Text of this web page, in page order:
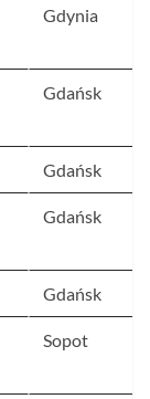
Gdynia
Gdańsk
Gdańsk
Gdańsk
Gdańsk
Sopot